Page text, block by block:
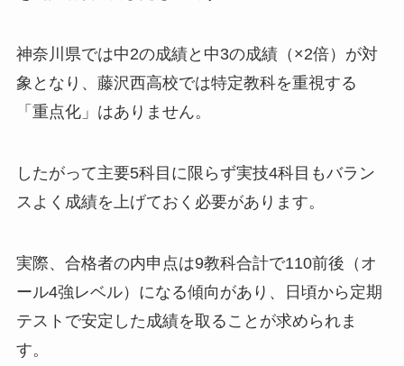
神奈川県では中2の成績と中3の成績（×2倍）が対
象となり、藤沢西高校では特定教科を重視する
「重点化」はありません。
したがって主要5科目に限らず実技4科目もバラン
スよく成績を上げておく必要があります。
実際、合格者の内申点は9教科合計で110前後（オ
ール4強レベル）になる傾向があり、日頃から定期
テストで安定した成績を取ることが求められま
す。